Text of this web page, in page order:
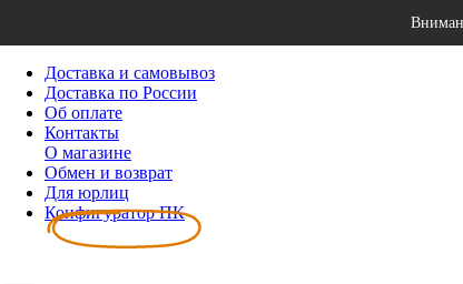
Доставка и самовывоз
Доставка по России
Об оплате
Контакты
О магазине
Обмен и возврат
Для юрлиц
Конфигуратор ПК